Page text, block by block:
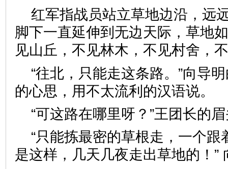
红军指战员站立草地边沿，远
脚下一直延伸到无边天际，草地
见山丘，不见林木，不见村舍，
“往北，只能走这条路。”向导
的心思，用不太流利的汉语说。
“可这路在哪里呀？”王团长的
“只能拣最密的草根走，一个
是这样，几天几夜走出草地的！”